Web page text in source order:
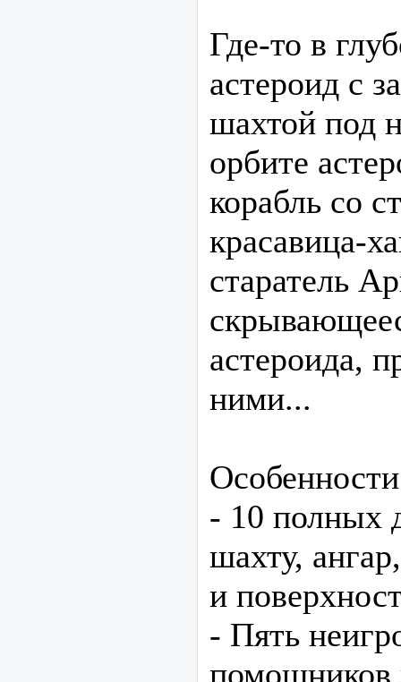
Где-то в
астероид с
шахтой под
орбите
корабль со
красавица-
старатель
астероида,
ними...
- 10 полных
шахту,
и
- Пять
помощников